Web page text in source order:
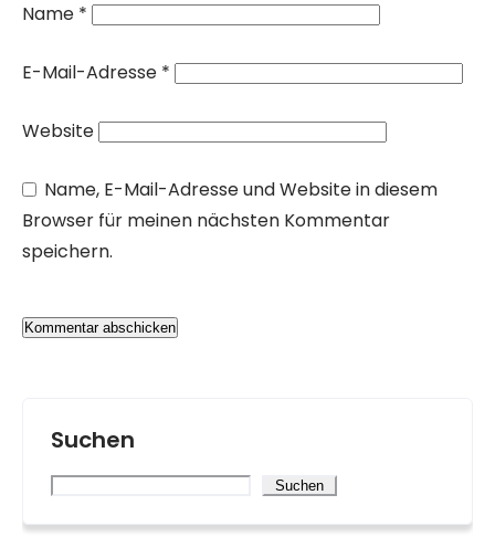
Name *
E-Mail-Adresse *
Website
Name, E-Mail-Adresse und Website in diesem
Browser für meinen nächsten Kommentar
speichern.
Suchen
Suchen